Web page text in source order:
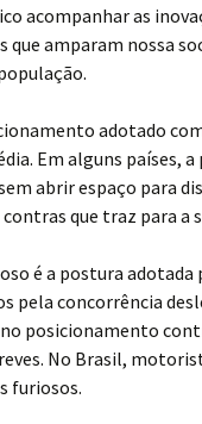
acompanhar as
que amparam nossa
adotado
Em alguns países,
abrir espaço para
contras que traz para a
é a postura
pela concorrência
posicionamento
No Brasil,
furiosos.